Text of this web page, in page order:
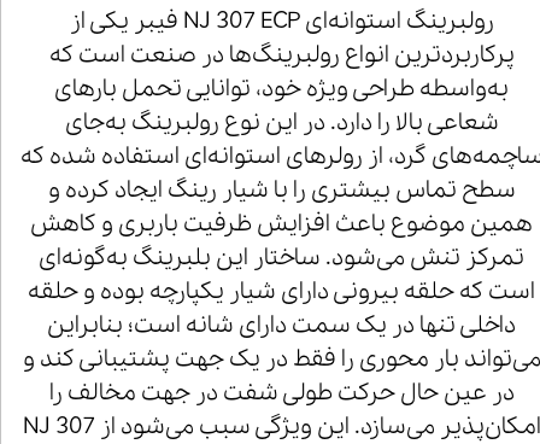
رولبرینگ استوانه‌ای NJ 307 ECP فیبر یکی از
پرکاربردترین انواع رولبرینگ‌ها در صنعت است که
به‌واسطه طراحی ویژه خود، توانایی تحمل بارهای
شعاعی بالا را دارد. در این نوع رولبرینگ به‌جای
گرد، از رولرهای استوانه‌ای استفاده شده که
سطح تماس بیشتری را با شیار رینگ ایجاد کرده و
همین موضوع باعث افزایش ظرفیت باربری و کاهش
تمرکز تنش می‌شود. ساختار این بلبرینگ به‌گونه‌ای
است که حلقه بیرونی دارای شیار یکپارچه بوده و حلقه
داخلی تنها در یک سمت دارای شانه است؛ بنابراین
می‌تواند بار محوری را فقط در یک جهت پشتیبانی کند و
در عین حال حرکت طولی شفت در جهت مخالف را
امکان‌پذیر می‌سازد. این ویژگی سبب می‌شود از NJ 307